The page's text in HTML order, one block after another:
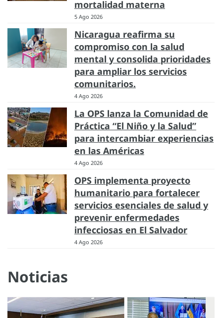
mortalidad materna
5 Ago 2026
Nicaragua reafirma su
compromiso con la salud
mental y consolida prioridades
para ampliar los servicios
comunitarios.
4 Ago 2026
La OPS lanza la Comunidad de
Práctica “El Niño y la Salud”
para intercambiar experiencias
en las Américas
4 Ago 2026
OPS implementa proyecto
humanitario para fortalecer
servicios esenciales de salud y
prevenir enfermedades
infecciosas en El Salvador
4 Ago 2026
Noticias